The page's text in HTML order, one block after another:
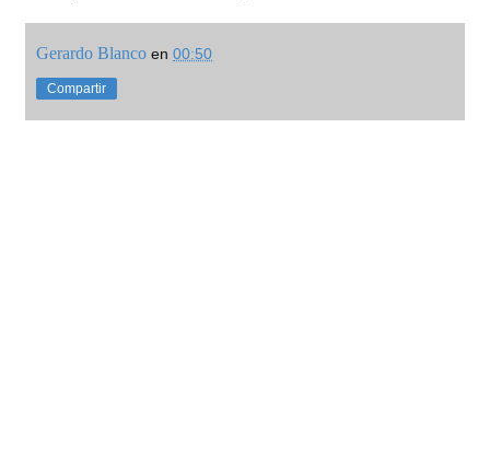
Gerardo Blanco en 00:50
Compartir